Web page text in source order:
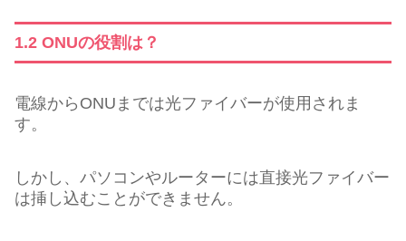
1.2 ONUの役割は？
電線からONUまでは光ファイバーが使用されま
す。
しかし、パソコンやルーターには直接光ファイバー
は挿し込むことができません。